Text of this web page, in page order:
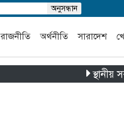
রাজনীতি অর্থনীতি সারাদেশ
স্থানীয় সরকার